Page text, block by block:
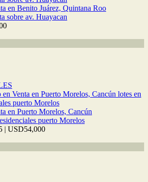
en Benito Juárez, Quintana Roo
sobre av. Huayacan
en Puerto Morelos, Cancún
puerto Morelos
| USD54,000